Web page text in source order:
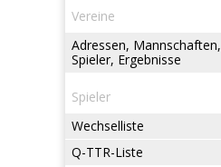
Vereine
Adressen, Mannschaften,
Spieler, Ergebnisse
Spieler
Wechselliste
Q-TTR-Liste